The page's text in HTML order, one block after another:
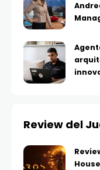
Review del